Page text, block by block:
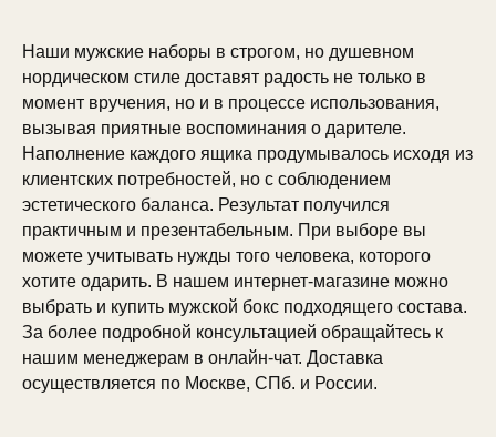
Наши мужские наборы в строгом, но душевном
нордическом стиле доставят радость не только в
момент вручения, но и в процессе использования,
вызывая приятные воспоминания о дарителе.
Наполнение каждого ящика продумывалось исходя из
клиентских потребностей, но с соблюдением
эстетического баланса. Результат получился
практичным и презентабельным. При выборе вы
можете учитывать нужды того человека, которого
хотите одарить. В нашем интернет-магазине можно
выбрать и купить мужской бокс подходящего состава.
За более подробной консультацией обращайтесь к
нашим менеджерам в онлайн-чат. Доставка
осуществляется по Москве, СПб. и России.